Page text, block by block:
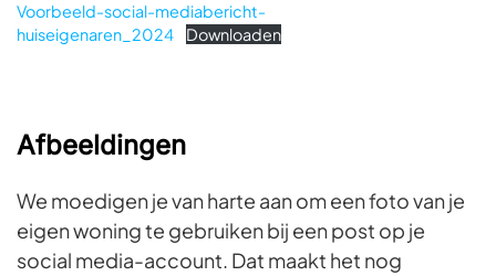
Voorbeeld-social-mediabericht-
huiseigenaren_2024
Downloaden
Afbeeldingen
We moedigen je van harte aan om een foto van je
eigen woning te gebruiken bij een post op je
social media-account. Dat maakt het nog